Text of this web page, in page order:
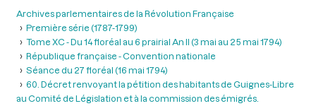
Archives parlementaires de la Révolution Française
Première série (1787-1799)
Tome XC - Du 14 floréal au 6 prairial An II (3 mai au 25 mai 1794)
République française - Convention nationale
Séance du 27 floréal (16 mai 1794)
60. Décret renvoyant la pétition des habitants de Guignes-Libre
au Comité de Législation et à la commission des émigrés.